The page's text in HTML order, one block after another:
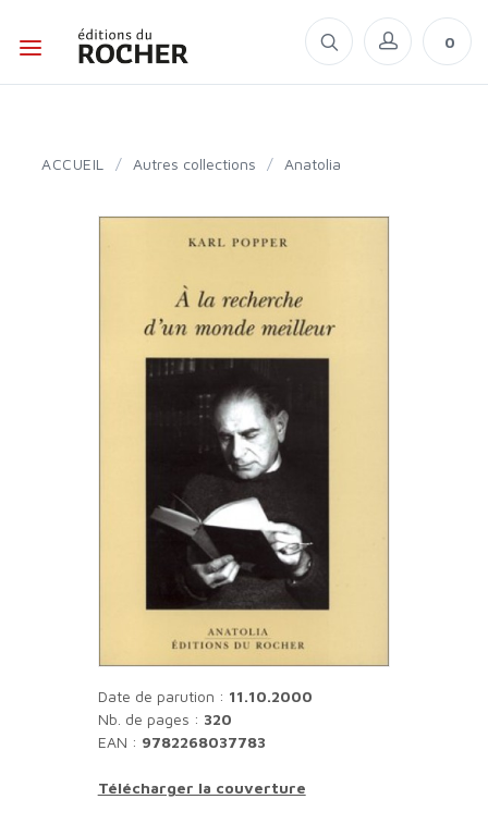
0
ACCUEIL / Autres collections / Anatolia
Date de parution : 11.10.2000
Nb. de pages : 320
EAN : 9782268037783
Télécharger la couverture